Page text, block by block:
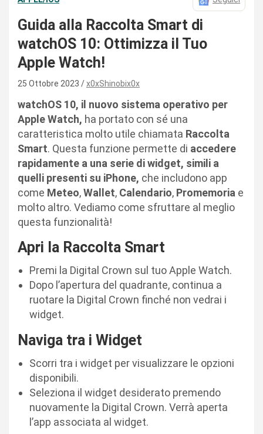
Guida alla Raccolta Smart di
watchOS 10: Ottimizza il Tuo
Apple Watch!
25 Ottobre 2023 x0xShinobix0x
watchOS 10, il nuovo sistema operativo per
Apple Watch, ha portato con sé una
caratteristica molto utile chiamata Raccolta
Smart. Questa funzione permette di accedere
rapidamente a una serie di widget, simili a
quelli presenti su iPhone, che includono app
come Meteo,Wallet, Calendario, Promemoria e
molto altro. Vediamo come sfruttare al meglio
questa funzionalità!
Apri la Raccolta Smart
Premi la Digital Crown sul tuo Apple Watch.
Dopo l’apertura del quadrante, continua a
ruotare la Digital Crown finché non vedrai i
widget.
Naviga tra i Widget
Scorri tra i widget per visualizzare le opzioni
disponibili.
Seleziona il widget desiderato premendo
nuovamente la Digital Crown. Verrà aperta
l’app associata al widget.